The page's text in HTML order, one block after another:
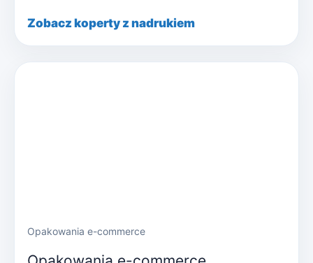
Zobacz koperty z nadrukiem
Opakowania e-commerce